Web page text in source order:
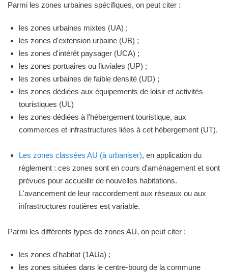
Parmi les zones urbaines spécifiques, on peut citer :
les zones urbaines mixtes (UA) ;
les zones d'extension urbaine (UB) ;
les zones d'intérêt paysager (UCA) ;
les zones portuaires ou fluviales (UP) ;
les zones urbaines de faible densité (UD) ;
les zones dédiées aux équipements de loisir et activités
touristiques (UL)
les zones dédiées à l'hébergement touristique, aux
commerces et infrastructures liées à cet hébergement (UT).
Les zones classées AU (à urbaniser), en application du
règlement : ces zones sont en cours d'aménagement et sont
prévues pour accueillir de nouvelles habitations.
L'avancement de leur raccordement aux réseaux ou aux
infrastructures routières est variable.
Parmi les différents types de zones AU, on peut citer :
les zones d'habitat (1AUa) ;
les zones situées dans le centre-bourg de la commune